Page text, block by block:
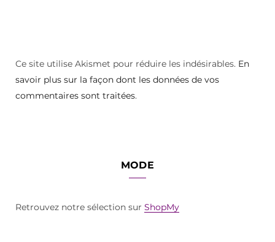
Ce site utilise Akismet pour réduire les indésirables. En
savoir plus sur la façon dont les données de vos
commentaires sont traitées.
MODE
Retrouvez notre sélection sur ShopMy